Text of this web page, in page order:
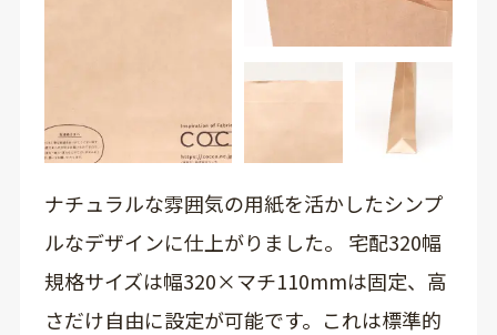
ナチュラルな雰囲気の用紙を活かしたシンプ
ルなデザインに仕上がりました。 宅配320幅
規格サイズは幅320×マチ110mmは固定、高
さだけ自由に設定が可能です。これは標準的